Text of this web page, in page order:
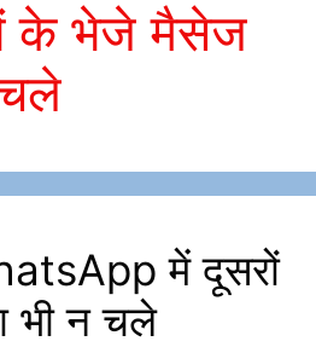
के भेजे मैसेज
में दूसरों
भी न चले